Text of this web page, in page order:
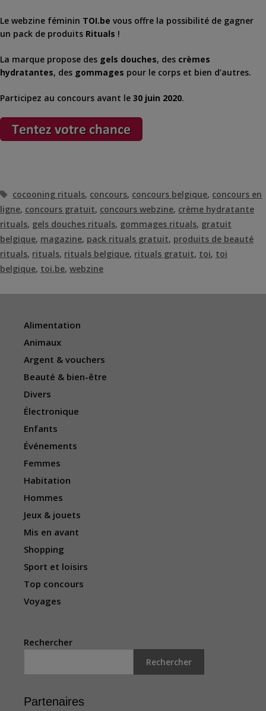
Le webzine féminin TOI.be vous offre la possibilité de gagner
un pack de produits Rituals !
La marque propose des gels douches, des crèmes
hydratantes, des gommages pour le corps et bien d’autres.
Participez au concours avant le 30 juin 2020.
Étiquettes
cocooning rituals, concours, concours belgique, concours en
ligne, concours gratuit, concours webzine, crème hydratante
rituals, gels douches rituals, gommages rituals, gratuit
belgique, magazine, pack rituals gratuit, produits de beauté
rituals, rituals, rituals belgique, rituals gratuit, toi, toi
belgique, toi.be, webzine
Alimentation
Animaux
Argent & vouchers
Beauté & bien-être
Divers
Électronique
Enfants
Événements
Femmes
Habitation
Hommes
Jeux & jouets
Mis en avant
Shopping
Sport et loisirs
Top concours
Voyages
Rechercher
Rechercher
Partenaires